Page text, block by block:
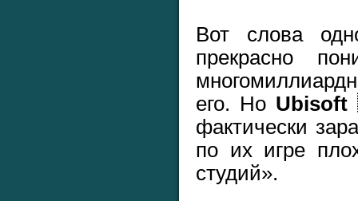
Вот слова
прекрасно
его. Но Ubisoft
фактически
по их игре
студий».